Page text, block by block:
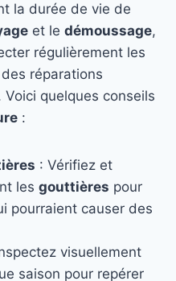
la durée de vie de
et le démoussage,
régulièrement les
réparations
quelques conseils
:
: Vérifiez et
les gouttières pour
pourraient causer des
visuellement
saison pour repérer